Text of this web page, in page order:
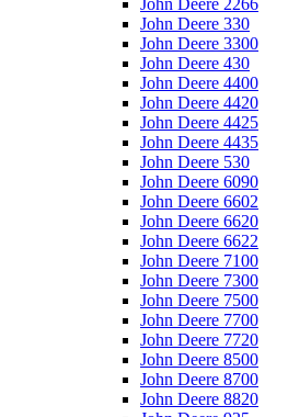
John Deere 2266
John Deere 330
John Deere 3300
John Deere 430
John Deere 4400
John Deere 4420
John Deere 4425
John Deere 4435
John Deere 530
John Deere 6090
John Deere 6602
John Deere 6620
John Deere 6622
John Deere 7100
John Deere 7300
John Deere 7500
John Deere 7700
John Deere 7720
John Deere 8500
John Deere 8700
John Deere 8820